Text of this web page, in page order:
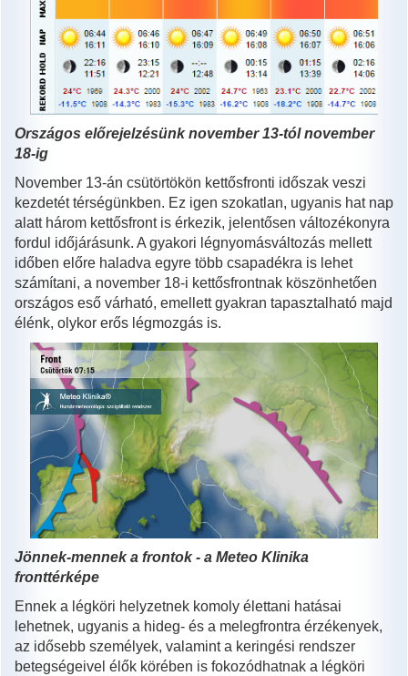
Országos előrejelzésünk november 13-tól november
18-ig
November 13-án csütörtökön kettősfronti időszak veszi
kezdetét térségünkben. Ez igen szokatlan, ugyanis hat nap
alatt három kettősfront is érkezik, jelentősen változékonyra
fordul időjárásunk. A gyakori légnyomásváltozás mellett
időben előre haladva egyre több csapadékra is lehet
számítani, a november 18-i kettősfrontnak köszönhetően
országos eső várható, emellett gyakran tapasztalható majd
élénk, olykor erős légmozgás is.
Jönnek-mennek a frontok - a Meteo Klinika
fronttérképe
Ennek a légköri helyzetnek komoly élettani hatásai
lehetnek, ugyanis a hideg- és a melegfrontra érzékenyek,
az idősebb személyek, valamint a keringési rendszer
betegségeivel élők körében is fokozódhatnak a légköri